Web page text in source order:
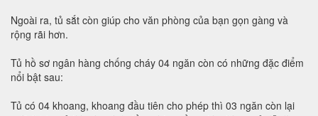
Ngoài ra, tủ sắt còn giúp cho văn phòng của bạn gọn gàng và
rộng rãi hơn.
Tủ hồ sơ ngân hàng chống cháy 04 ngăn còn có những đặc điểm
nổi bật sau:
Tủ có 04 khoang, khoang đầu tiên cho phép thì 03 ngăn còn lại